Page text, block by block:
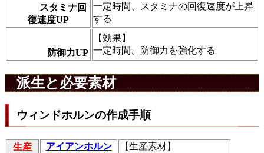
スタミナ回
復速度UP
一定時間、スタミナの回復速度が上昇
する
防御力UP
【効果】
一定時間、防御力を強化する
派生と必要素材
ウィンドホルンの作成手順
生産
アイアンホルン
【生産素材】